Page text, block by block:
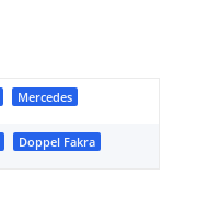
Mercedes
Doppel Fakra